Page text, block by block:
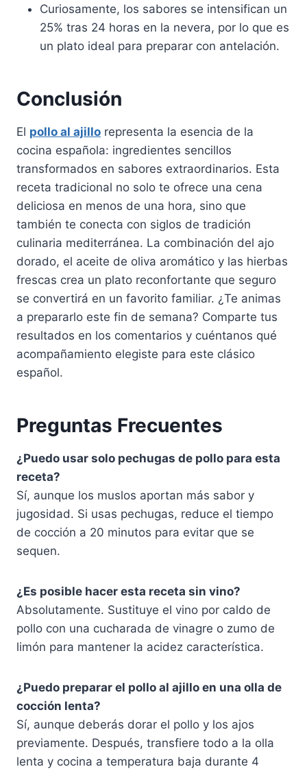
Curiosamente, los sabores se intensifican un
25% tras 24 horas en la nevera, por lo que es
un plato ideal para preparar con antelación.
Conclusión
El pollo al ajillo representa la esencia de la
cocina española: ingredientes sencillos
transformados en sabores extraordinarios. Esta
receta tradicional no solo te ofrece una cena
deliciosa en menos de una hora, sino que
también te conecta con siglos de tradición
culinaria mediterránea. La combinación del ajo
dorado, el aceite de oliva aromático y las hierbas
frescas crea un plato reconfortante que seguro
se convertirá en un favorito familiar. ¿Te animas
a prepararlo este fin de semana? Comparte tus
resultados en los comentarios y cuéntanos qué
acompañamiento elegiste para este clásico
español.
Preguntas Frecuentes
¿Puedo usar solo pechugas de pollo para esta
receta?
Sí, aunque los muslos aportan más sabor y
jugosidad. Si usas pechugas, reduce el tiempo
de cocción a 20 minutos para evitar que se
sequen.
¿Es posible hacer esta receta sin vino?
Absolutamente. Sustituye el vino por caldo de
pollo con una cucharada de vinagre o zumo de
limón para mantener la acidez característica.
¿Puedo preparar el pollo al ajillo en una olla de
cocción lenta?
Sí, aunque deberás dorar el pollo y los ajos
previamente. Después, transfiere todo a la olla
lenta y cocina a temperatura baja durante 4